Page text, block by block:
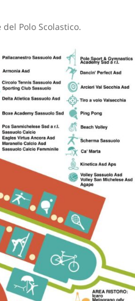
Polo Scolastico.